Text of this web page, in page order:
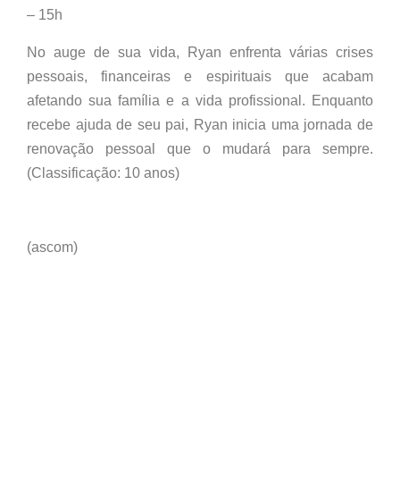
– 15h
No auge de sua vida, Ryan enfrenta várias crises
pessoais, financeiras e espirituais que acabam
afetando sua família e a vida profissional. Enquanto
recebe ajuda de seu pai, Ryan inicia uma jornada de
renovação pessoal que o mudará para sempre.
(Classificação: 10 anos)
(ascom)